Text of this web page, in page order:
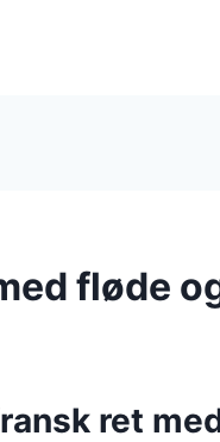
fløde
ret